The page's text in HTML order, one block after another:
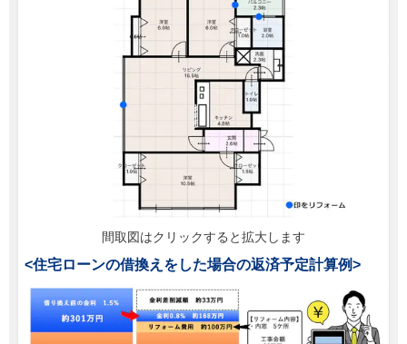
間取図はクリックすると拡大します
<住宅ローンの借換えをした場合の返済予定計算例>